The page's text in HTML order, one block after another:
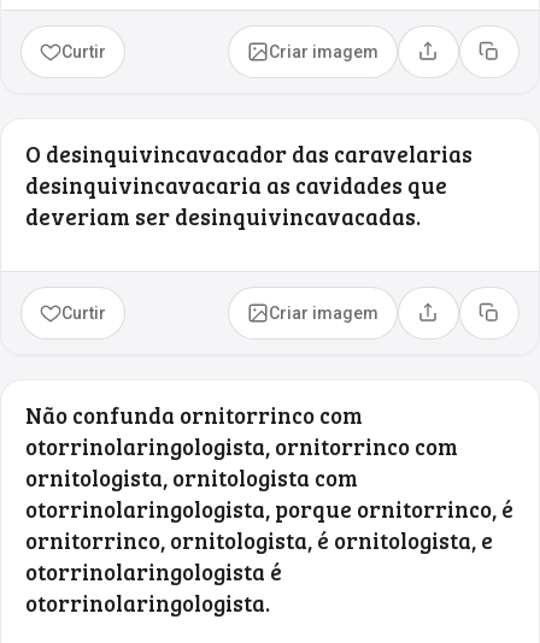
Curtir Criar imagem Compartilhar
Copiar
O desinquivincavacador das caravelarias
desinquivincavacaria as cavidades que
deveriam ser desinquivincavacadas.
Curtir Criar imagem Compartilhar
Copiar
Não confunda ornitorrinco com
otorrinolaringologista, ornitorrinco com
ornitologista, ornitologista com
otorrinolaringologista, porque ornitorrinco, é
ornitorrinco, ornitologista, é ornitologista, e
otorrinolaringologista é
otorrinolaringologista.